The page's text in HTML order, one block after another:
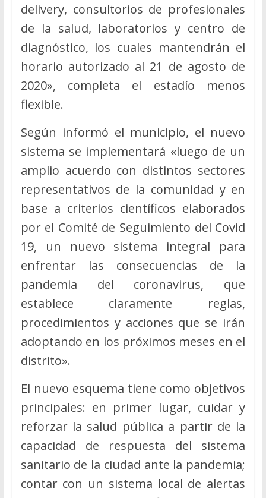
delivery, consultorios de profesionales
de la salud, laboratorios y centro de
diagnóstico, los cuales mantendrán el
horario autorizado al 21 de agosto de
2020», completa el estadío menos
flexible.
Según informó el municipio, el nuevo
sistema se implementará «luego de un
amplio acuerdo con distintos sectores
representativos de la comunidad y en
base a criterios científicos elaborados
por el Comité de Seguimiento del Covid
19, un nuevo sistema integral para
enfrentar las consecuencias de la
pandemia del coronavirus, que
establece claramente reglas,
procedimientos y acciones que se irán
adoptando en los próximos meses en el
distrito».
El nuevo esquema tiene como objetivos
principales: en primer lugar, cuidar y
reforzar la salud pública a partir de la
capacidad de respuesta del sistema
sanitario de la ciudad ante la pandemia;
contar con un sistema local de alertas